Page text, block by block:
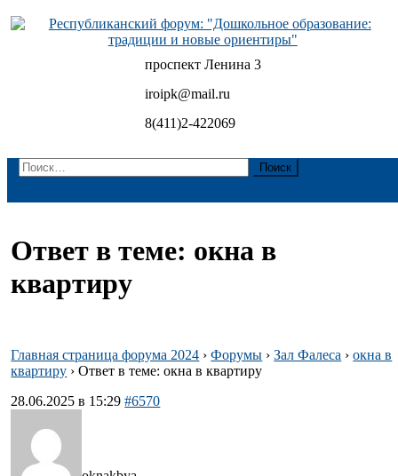
Skip
to
Республиканский форум: "Дошкольное образование:
традиции и новые ориентиры"
проспект Ленина 3
iroipk@mail.ru
8(411)2-422069
Найти:
Ответ в теме: окна в
квартиру
Главная страница форума 2024 › Форумы › Зал Фалеса › окна в
квартиру › Ответ в теме: окна в квартиру
28.06.2025 в 15:29 #6570